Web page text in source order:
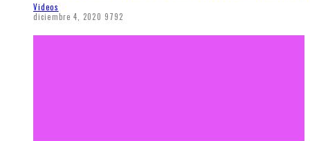
Videos
diciembre 4, 2020 9792